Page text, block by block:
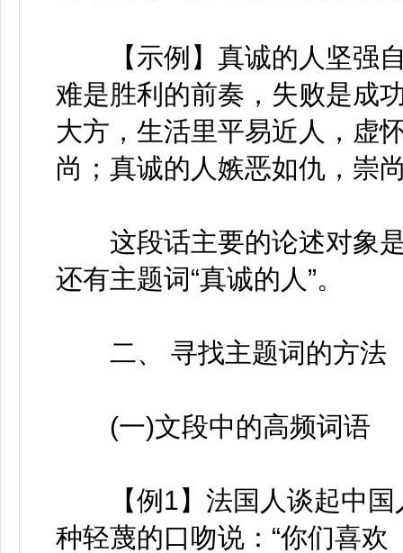
【示例】真诚的人坚强自
难是胜利的前奏，失败是成
大方，生活里平易近人，虚
尚；真诚的人嫉恶如仇，崇
这段话主要的论述对象是
还有主题词“真诚的人”。
二、 寻找主题词的方法
(一)文段中的高频词语
【例1】法国人谈起中国
种轻蔑的口吻说：“你们喜欢